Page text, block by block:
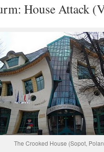
House Attack
The Crooked House (Sopot,